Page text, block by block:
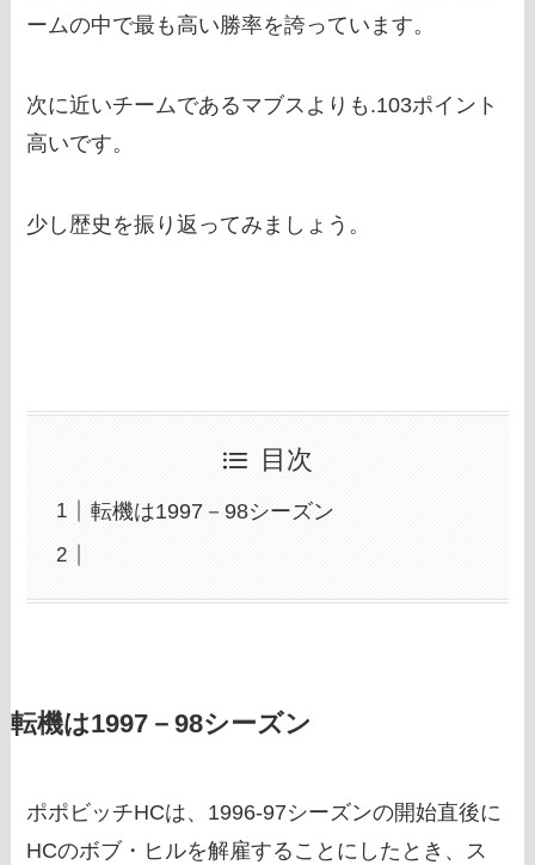
ームの中で最も高い勝率を誇っています。
次に近いチームであるマブスよりも.103ポイント
高いです。
少し歴史を振り返ってみましょう。
目次
転機は1997－98シーズン
転機は1997－98シーズン
ポポビッチHCは、1996-97シーズンの開始直後に
HCのボブ・ヒルを解雇することにしたとき、ス